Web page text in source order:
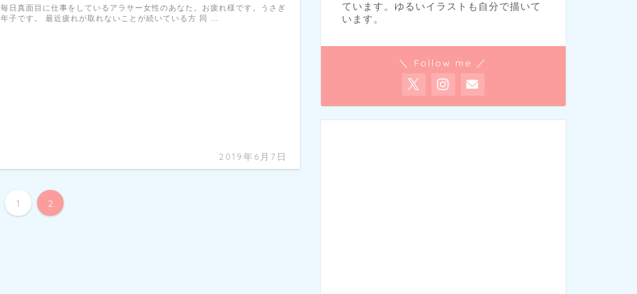
2019年6月7日
毎日真面目に仕事をしているアラサー女性のあなた。お疲れ様です。うさぎ
年子です。 最近疲れが取れないことが続いている方 同 …
1 2
ています。ゆるいイラストも自分で描いて
います。
＼ Follow me ／